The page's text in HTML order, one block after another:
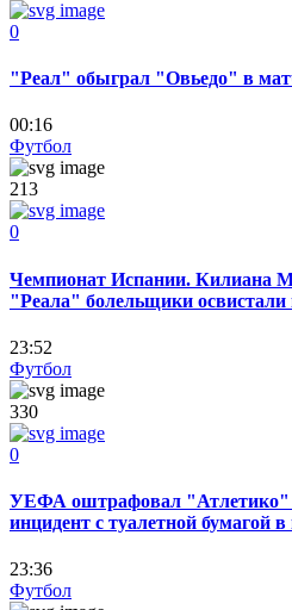
0
"Реал" обыграл "Овьедо" в
00:16
Футбол
213
0
Чемпионат Испании. Килиана
"Реала" болельщики освистали
23:52
Футбол
330
0
УЕФА оштрафовал "Атлетико"
инцидент с туалетной бумагой
23:36
Футбол